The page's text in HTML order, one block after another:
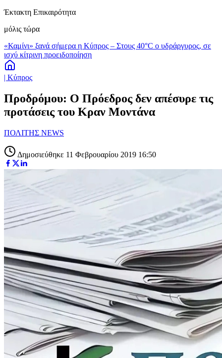
Έκτακτη Επικαιρότητα
μόλις τώρα
«Καμίνι» ξανά σήμερα η Κύπρος – Στους 40°C ο υδράργυρος, σε
ισχύ κίτρινη προειδοποίηση
| Κύπρος
Προδρόμου: Ο Πρόεδρος δεν απέσυρε τις
προτάσεις του Κραν Μοντάνα
ΠΟΛΙΤΗΣ NEWS
Δημοσιεύθηκε 11 Φεβρουαρίου 2019 16:50